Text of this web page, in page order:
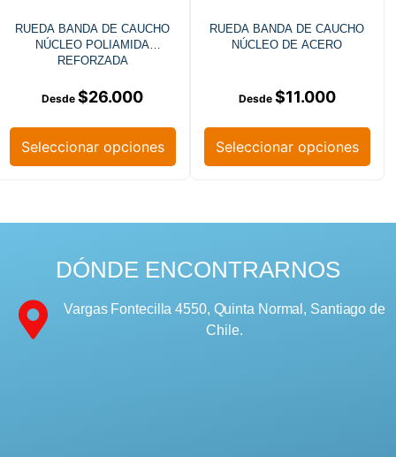
RUEDA BANDA DE CAUCHO
NÚCLEO POLIAMIDA
REFORZADA
$26.000
Seleccionar opciones
RUEDA BANDA DE CAUCHO
NÚCLEO DE ACERO
$11.000
Seleccionar opciones
DÓNDE ENCONTRARNOS
Vargas Fontecilla 4550, Quinta Normal, Santiago de
Chile.